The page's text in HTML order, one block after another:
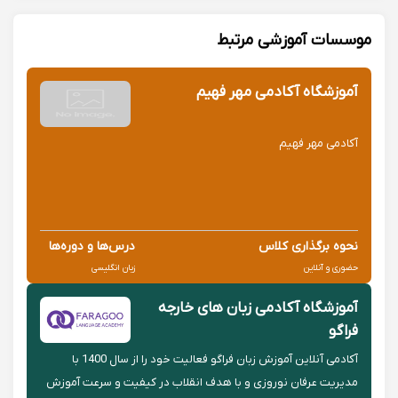
موسسات آموزشی مرتبط
آموزشگاه آکادمی مهر فهیم
آکادمی مهر فهیم
نحوه برگذاری کلاس
حضوری و آنلاین
درس‌ها و دوره‌ها
زبان انگلیسی
آموزشگاه آکادمی زبان های خارجه
فراگو
آکادمی آنلاین آموزش زبان فراگو فعالیت خود را از سال 1400 با
مدیریت عرفان نوروزی و با هدف انقلاب در کیفیت و سرعت آموزش